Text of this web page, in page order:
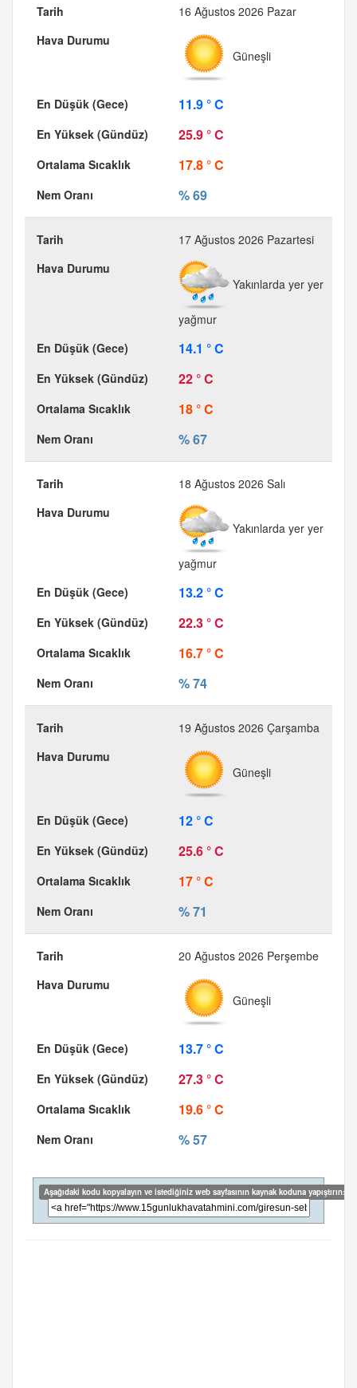
16 Ağustos 2026 Pazar
Güneşli
11.9 ° C
25.9 ° C
17.8 ° C
% 69
17 Ağustos 2026 Pazartesi
Yakınlarda yer yer
yağmur
14.1 ° C
22 ° C
18 ° C
% 67
18 Ağustos 2026 Salı
Yakınlarda yer yer
yağmur
13.2 ° C
22.3 ° C
16.7 ° C
% 74
19 Ağustos 2026 Çarşamba
Güneşli
12 ° C
25.6 ° C
17 ° C
% 71
20 Ağustos 2026 Perşembe
Güneşli
13.7 ° C
27.3 ° C
19.6 ° C
% 57
Aşağıdaki kodu kopyalayın ve istediğiniz web sayfasının kaynak koduna yapıştırın: